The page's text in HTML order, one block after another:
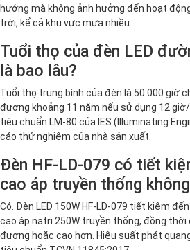
hướng mà không ảnh hưởng đến hoạt
trời, kể cả khu vực mưa nhiều.
Tuổi thọ của đèn LED
là bao lâu?
Tuổi thọ trung bình của đèn là 50.000 giờ
đương khoảng 11 năm nếu sử dụng 12
tiêu chuẩn LM-80 của IES (Illuminating
cáo thử nghiệm của nhà sản xuất.
Đèn HF-LD-079 có tiết
cao áp truyền thống
Có. Đèn LED 150W HF-LD-079 tiết kiệm
cao áp natri 250W truyền thống, đồng
đương hoặc cao hơn. Hiệu suất phát